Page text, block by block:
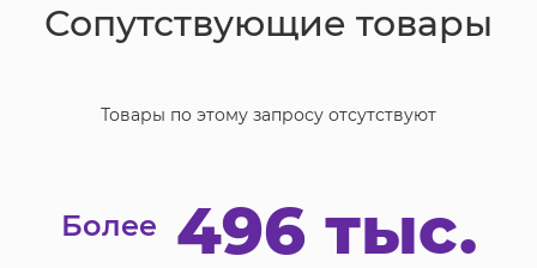
Сопутствующие товары
Товары по этому запросу отсутствуют
Более 496 тыс.